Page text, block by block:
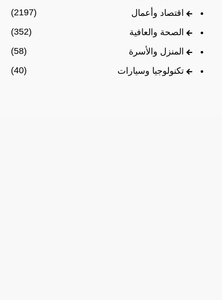
اقتصاد وأعمال
(2197)
الصحة والعافية
(352)
المنزل والأسرة
(58)
تكنولوجيا وسيارات
(40)